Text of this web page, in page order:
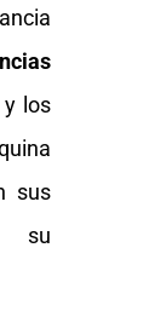
los
sus
su